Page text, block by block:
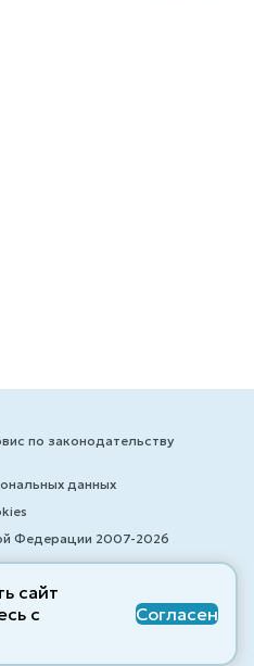
по законодательству
данных
Федерации 2007-2026
сайт
с
Согласен